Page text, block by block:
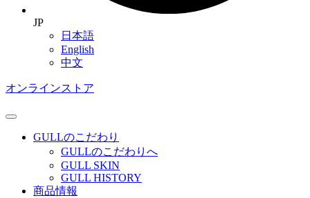
JP
日本語
English
中文
オンラインストア
GULLのこだわり
GULLのこだわりへ
GULL SKIN
GULL HISTORY
商品情報